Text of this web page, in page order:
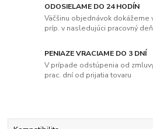
ODOSIELAME DO 24 HODÍN
Väčšinu objednávok
príp. v nasledujúci pracovný deň
PENIAZE VRACIAME DO 3 DNÍ
V prípade odstúpenia od
prac. dní od prijatia tovaru